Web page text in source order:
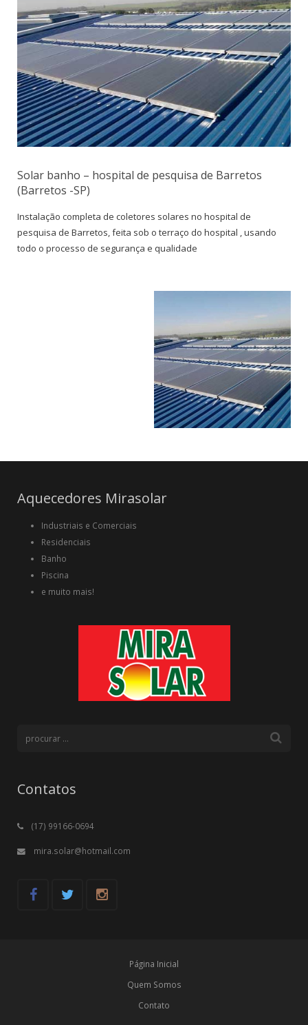
Solar banho – hospital de pesquisa de Barretos
(Barretos -SP)
Instalação completa de coletores solares no hospital de
pesquisa de Barretos, feita sob o terraço do hospital , usando
todo o processo de segurança e qualidade
Aquecedores Mirasolar
Industriais e Comerciais
Residenciais
Banho
Piscina
e muito mais!
Contatos
(17) 99166-0694
mira.solar@hotmail.com
Página Inicial
Quem Somos
Contato